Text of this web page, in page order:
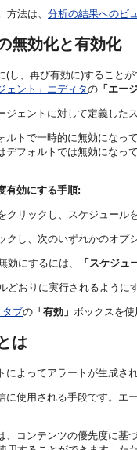
法は、 分析の結果へのビ
無効化と有効化
し、再び有効に)すること
ェント」エディタの 「エー
ェントに対して定義し
ルトで一時的に無効にな
フォルトでは無効にな
有効にする手順:
クリックし、スケジュール
クし、次のいずれかのオプ
効にするには、 「スケジュ
どおりに実行されるように
タブの 「有効」 ボックスを
は
よってアラートが生成
に使用される手段です。エ
コンテンツの優先度に基